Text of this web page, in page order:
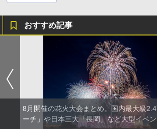
おすすめ記事
8月開催の花火大会まとめ。国内最大級
ーチ」や日本三大「長岡」など大型イベン